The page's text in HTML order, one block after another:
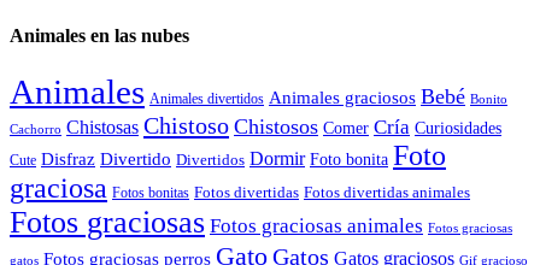
Animales en las nubes
Animales Animales divertidos Animales graciosos Bebé Bonito
Cachorro Chistosas Chistoso Chistosos Comer Cría Curiosidades
Cute Disfraz Divertido Divertidos Dormir Foto bonita Foto
graciosa Fotos bonitas Fotos divertidas Fotos divertidas animales
Fotos graciosas Fotos graciosas animales Fotos graciosas
gatos Fotos graciosas perros GatoGatos Gatos graciosos Gif gracioso